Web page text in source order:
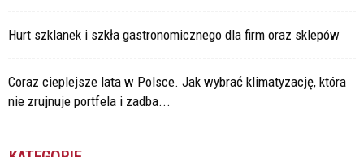
Hurt szklanek i szkła gastronomicznego dla firm oraz sklepów
Coraz cieplejsze lata w Polsce. Jak wybrać klimatyzację, która
nie zrujnuje portfela i zadba...